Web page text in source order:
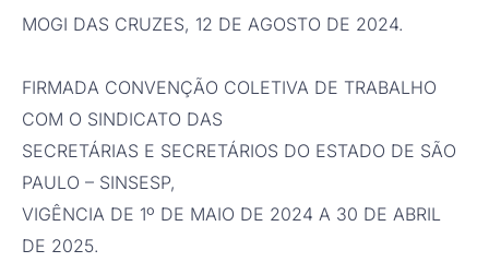
MOGI DAS CRUZES, 12 DE AGOSTO DE 2024.
FIRMADA CONVENÇÃO COLETIVA DE TRABALHO
COM O SINDICATO DAS
SECRETÁRIAS E SECRETÁRIOS DO ESTADO DE SÃO
PAULO – SINSESP,
VIGÊNCIA DE 1º DE MAIO DE 2024 A 30 DE ABRIL
DE 2025.